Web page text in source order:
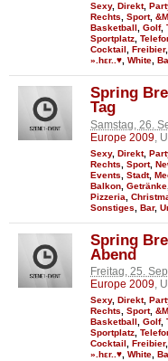
Sexy, Direkt,
Rechts, Sport,
Basketball , Golf,
Sportplatz,
Cocktail , Freibier,
».hεr..♥, White,
Spring
Tag
Samstag, 26.
Europe 2009 ,
Sexy, Direkt,
Rechts
Sport,
Events
Stadt,
Balkon Getränke
Pizzeria
Sonstiges
Bar,
Spring
Abend
Freitag, 25.
Europe 2009,
Sexy, Direkt,
Rechts
Sport,
Basketball
Golf,
Sportplatz
Cocktail
Freibier,
».hεr..♥ White